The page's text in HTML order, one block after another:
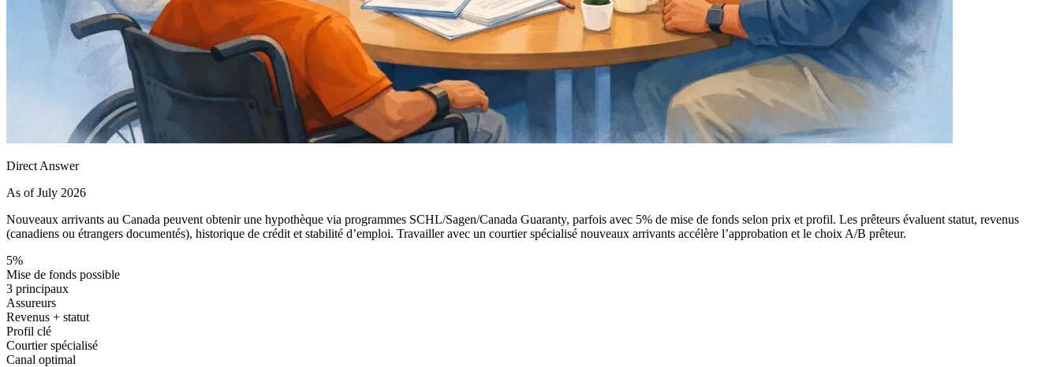
Direct Answer
As of July 2026
Nouveaux arrivants au Canada peuvent obtenir une hypothèque via programmes SCHL/Sagen/Canada Guaranty, parfois avec 5% de mise de fonds selon prix et profil. Les prêteurs évaluent statut, revenus
(canadiens ou étrangers documentés), historique de crédit et stabilité d’emploi. Travailler avec un courtier spécialisé nouveaux arrivants accélère l’approbation et le choix A/B prêteur.
5%
Mise de fonds possible
3 principaux
Assureurs
Revenus + statut
Profil clé
Courtier spécialisé
Canal optimal